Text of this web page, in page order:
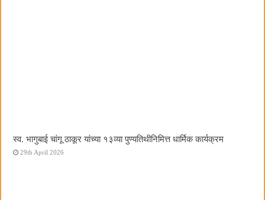
स्व. भागुबाई चांगू ठाकूर यांच्या १३व्या पुण्यतिथीनिमित्त धार्मिक कार्यक्रम
29th April 2026